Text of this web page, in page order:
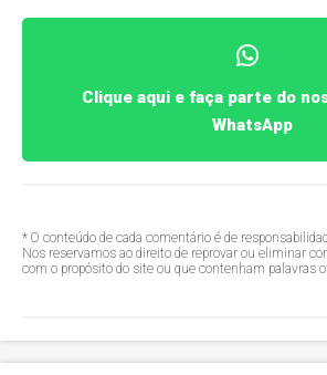
Clique aqui e faça parte do
WhatsApp
* O conteúdo de cada comentário é de
Nos reservamos ao direito de reprovar ou eliminar
com o propósito do site ou que contenham palavras